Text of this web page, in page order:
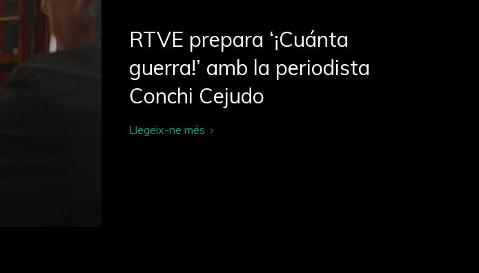
RTVE prepara ‘¡Cuánta
guerra!’ amb la periodista
Conchi Cejudo
Llegeix-ne més